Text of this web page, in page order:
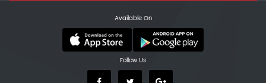
Available On
Follow Us